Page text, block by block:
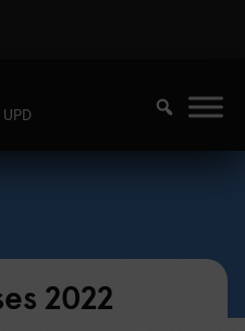
2022